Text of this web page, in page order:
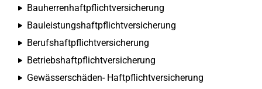
Bauherrenhaftpflichtversicherung
Bauleistungshaftpflichtversicherung
Berufshaftpflichtversicherung
Betriebshaftpflichtversicherung
Gewässerschäden- Haftpflichtversicherung